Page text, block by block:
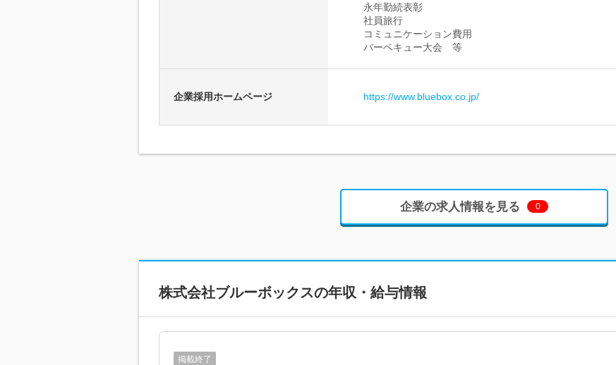
永年勤続表彰
社員旅行
コミュニケーション費用
バーベキュー大会 等
企業採用ホームページ https://www.bluebox.co.jp/
企業の求人情報を見る 0
株式会社ブルーボックスの年収・給与情報
掲載終了